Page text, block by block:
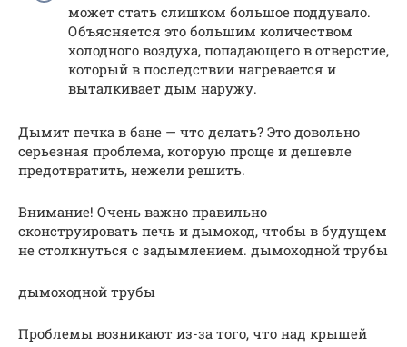
может стать слишком большое поддувало.
Объясняется это большим количеством
холодного воздуха, попадающего в отверстие,
который в последствии нагревается и
выталкивает дым наружу.
Дымит печка в бане — что делать? Это довольно
серьезная проблема, которую проще и дешевле
предотвратить, нежели решить.
Внимание! Очень важно правильно
сконструировать печь и дымоход, чтобы в будущем
не столкнуться с задымлением. дымоходной трубы
дымоходной трубы
Проблемы возникают из-за того, что над крышей